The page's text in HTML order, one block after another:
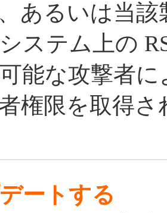
あるいは当
ステム上の
能な攻撃者
権限を取得
ートする